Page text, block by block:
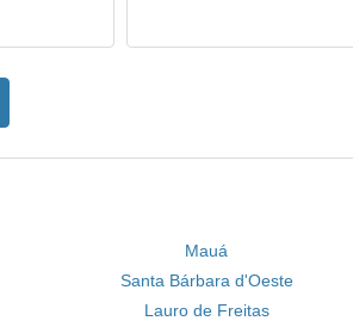
Mauá
Santa Bárbara d'Oeste
Lauro de Freitas